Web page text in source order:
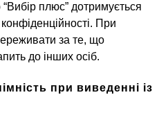
плюс” дотримується
При
за те, що
до інших осіб.
при виведенні із